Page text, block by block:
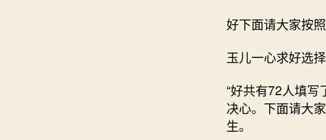
好下面请大家按
玉儿一心求好选
“好共有72人填
决心。下面请大
生。